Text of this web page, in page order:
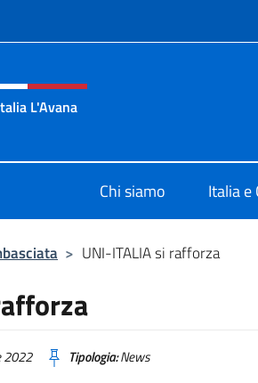
e menù
L'Avana
Chi siamo Italia e
> UNI-ITALIA si rafforza
2022 Tipologia:News